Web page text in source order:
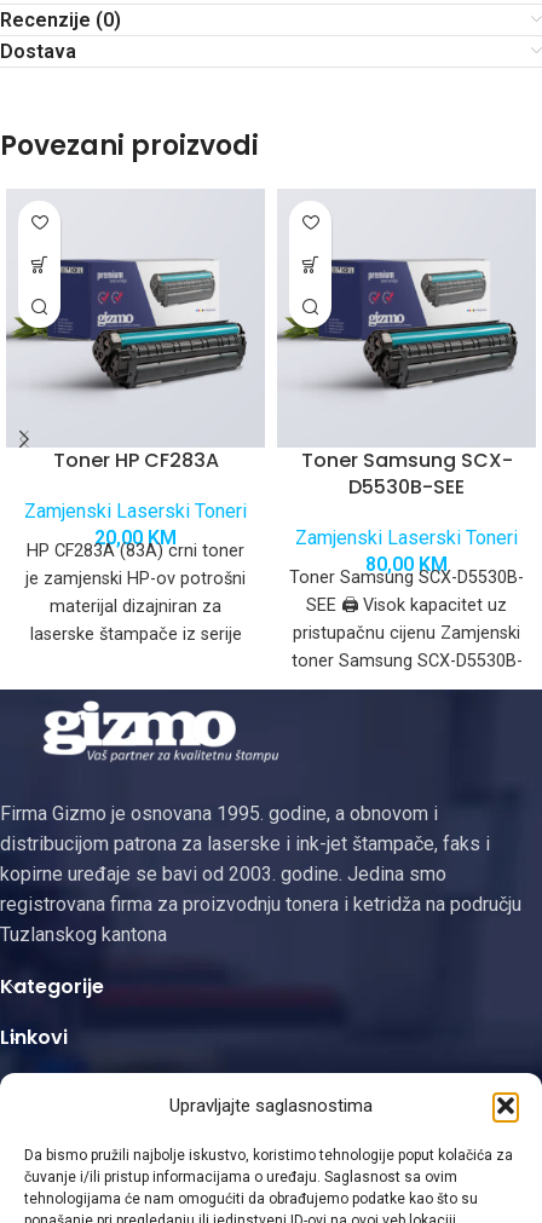
Upravljajte saglasnostima
Da bismo pružili najbolje iskustvo, koristimo tehnologije poput kolačića za
čuvanje i/ili pristup informacijama o uređaju. Saglasnost sa ovim
tehnologijama će nam omogućiti da obrađujemo podatke kao što su
Recenzije (0)
Dostava
Povezani proizvodi
Toner HP CF283A
Zamjenski Laserski Toneri
20,00 KM
HP CF283A (83A) crni toner
je zamjenski HP-ov potrošni
materijal dizajniran za
laserske štampače iz serije
Toner Samsung SCX-
D5530B-SEE
Zamjenski Laserski Toneri
80,00 KM
Toner Samsung SCX-D5530B-
SEE 🖨️ Visok kapacitet uz
pristupačnu cijenu Zamjenski
toner Samsung SCX-D5530B-
SEE je kvalitetna alternativa
Firma Gizmo je osnovana 1995. godine, a obnovom i
distribucijom patrona za laserske i ink-jet štampače, faks i
kopirne uređaje se bavi od 2003. godine. Jedina smo
registrovana firma za proizvodnju tonera i ketridža na području
Tuzlanskog kantona
Kategorije
Linkovi
Kontakt informacije